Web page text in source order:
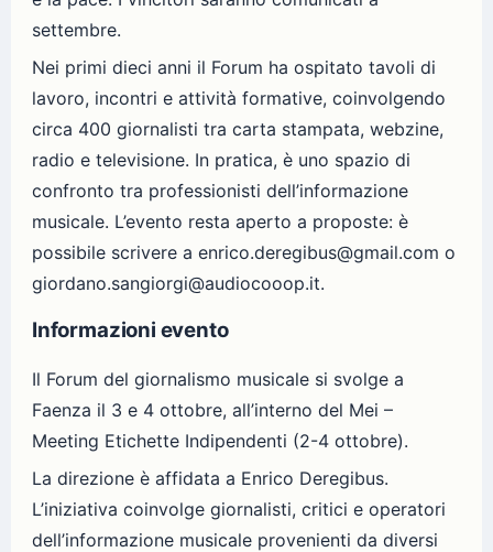
settembre.
Nei primi dieci anni il Forum ha ospitato tavoli di
lavoro, incontri e attività formative, coinvolgendo
circa 400 giornalisti tra carta stampata, webzine,
radio e televisione. In pratica, è uno spazio di
confronto tra professionisti dell’informazione
musicale. L’evento resta aperto a proposte: è
possibile scrivere a enrico.deregibus@gmail.com o
giordano.sangiorgi@audiocooop.it.
Informazioni evento
Il Forum del giornalismo musicale si svolge a
Faenza il 3 e 4 ottobre, all’interno del Mei –
Meeting Etichette Indipendenti (2-4 ottobre).
La direzione è affidata a Enrico Deregibus.
L’iniziativa coinvolge giornalisti, critici e operatori
dell’informazione musicale provenienti da diversi